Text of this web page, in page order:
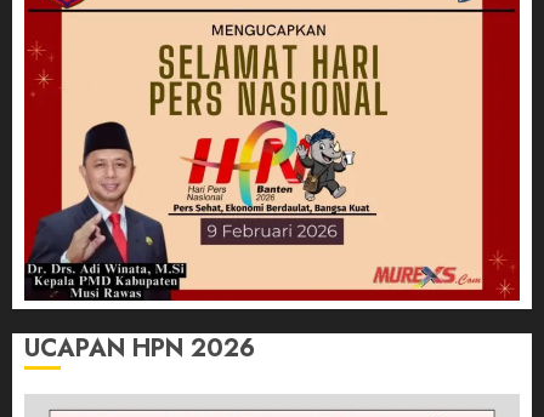
UCAPAN HPN 2026